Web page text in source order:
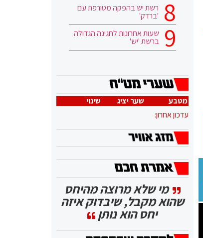
רשת יש בהפקה מטורפת עם
'ברדק'
שעות אחרונות לחגיגה הגדולה
ברשת 'יש'
מטבע שער יציג
שינוי
עדכון אחרון:
מי שלא מרוצה מהיחס
שהוא מקבל, שיבדוק איזה
יחס הוא נותן